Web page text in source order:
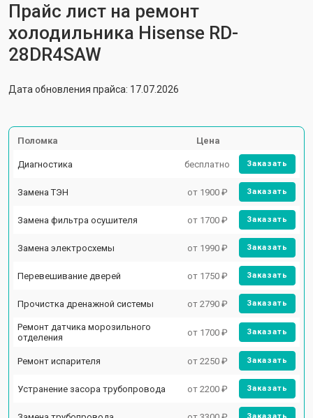
Прайс лист на ремонт
холодильника Hisense RD-
28DR4SAW
Дата обновления прайса: 17.07.2026
Поломка Цена
Диагностика бесплатно Заказать
Замена ТЭН от 1900 ₽ Заказать
Замена фильтра осушителя от 1700 ₽ Заказать
Замена электросхемы от 1990 ₽ Заказать
Перевешивание дверей от 1750 ₽ Заказать
Прочистка дренажной системы от 2790 ₽ Заказать
Ремонт датчика морозильного
отделения
от 1700 ₽ Заказать
Ремонт испарителя от 2250 ₽ Заказать
Устранение засора трубопровода от 2200 ₽ Заказать